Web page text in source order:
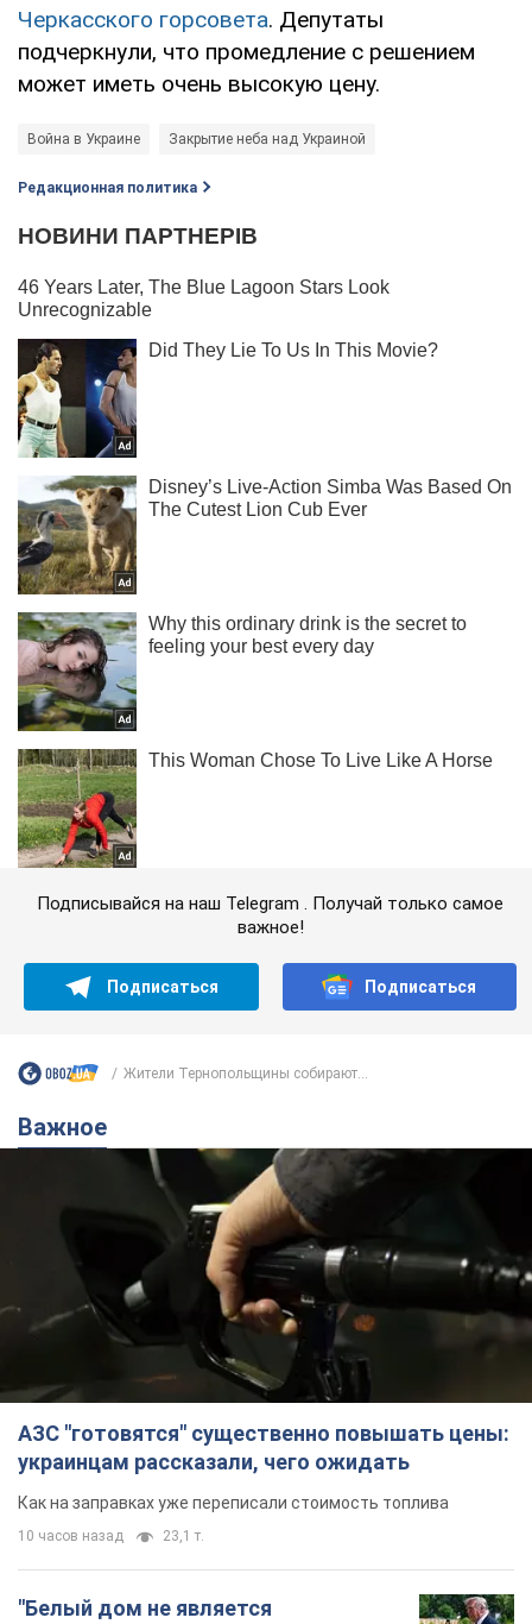
Черкасского горсовета. Депутаты
подчеркнули, что промедление с решением
может иметь очень высокую цену.
Война в Украине Закрытие неба над Украиной
Редакционная политика
Подписывайся на наш Telegram . Получай только самое
важное!
Подписаться Подписаться
Жители Тернопольщины собирают...
Важное
АЗС "готовятся" существенно повышать цены:
украинцам рассказали, чего ожидать
Как на заправках уже переписали стоимость топлива
10 часов назад 23,1 т.
"Белый дом не является